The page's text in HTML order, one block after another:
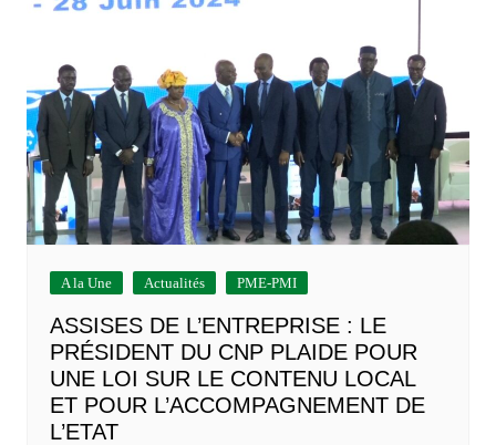
A la Une Actualités PME-PMI
ASSISES DE L’ENTREPRISE : LE
PRÉSIDENT DU CNP PLAIDE POUR
UNE LOI SUR LE CONTENU LOCAL
ET POUR L’ACCOMPAGNEMENT DE
L’ETAT